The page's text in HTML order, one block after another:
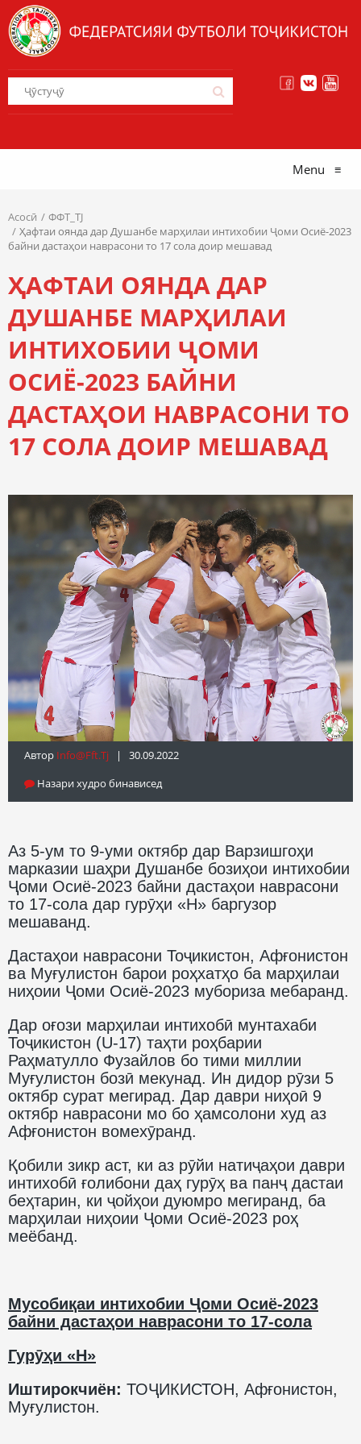
Menu ≡
Асосӣ
ФФТ_TJ
Ҳафтаи оянда дар Душанбе марҳилаи интихобии Ҷоми Осиё-2023
байни дастаҳои наврасони то 17 сола доир мешавад
ҲАФТАИ ОЯНДА ДАР
ДУШАНБЕ МАРҲИЛАИ
ИНТИХОБИИ ҶОМИ
ОСИЁ-2023 БАЙНИ
ДАСТАҲОИ НАВРАСОНИ ТО
17 СОЛА ДОИР МЕШАВАД
Автор Info@fft.tj | 30.09.2022
Назари худро бинависед
Аз 5-ум то 9-уми октябр дар Варзишгоҳи
марказии шаҳри Душанбе бозиҳои интихобии
Ҷоми Осиё-2023 байни дастаҳои наврасони
то 17-сола дар гурӯҳи «Н» баргузор
мешаванд.
Дастаҳои наврасони Тоҷикистон, Афғонистон
ва Муғулистон барои роҳхатҳо ба марҳилаи
ниҳоии Ҷоми Осиё-2023 мубориза мебаранд.
Дар оғози марҳилаи интихобӣ мунтахаби
Тоҷикистон (U-17) таҳти роҳбарии
Раҳматулло Фузайлов бо тими миллии
Муғулистон бозӣ мекунад. Ин дидор рӯзи 5
октябр сурат мегирад. Дар даври ниҳоӣ 9
октябр наврасони мо бо ҳамсолони худ аз
Афғонистон вомехӯранд.
Қобили зикр аст, ки аз рӯйи натиҷаҳои даври
интихобӣ ғолибони даҳ гурӯҳ ва панҷ дастаи
беҳтарин, ки ҷойҳои дуюмро мегиранд, ба
марҳилаи ниҳоии Ҷоми Осиё-2023 роҳ
меёбанд.
Мусобиқаи интихобии Ҷоми Осиё-2023
байни дастаҳои наврасони то 17-сола
Гурӯҳи «H»
Иштирокчиён: ТОҶИКИСТОН, Афғонистон,
Муғулистон.